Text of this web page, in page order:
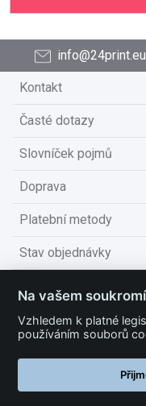
info@24print.eu
Kontakt
Časté dotazy
Slovníček pojmů
Doprava
Platební metody
Stav objednávky
Technické podmínky
Na vašem
Vzhledem k platné
používáním souborů